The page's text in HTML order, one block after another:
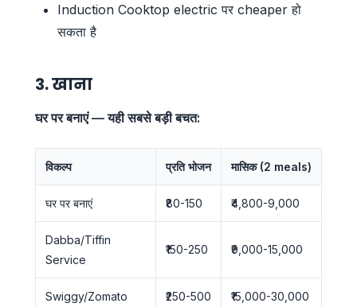
Induction Cooktop electric पर cheaper हो
सकता है
3. खाना
घर पर बनाएं — यही सबसे बड़ी बचत:
विकल्प प्रति भोजन मासिक (2 meals)
घर पर बनाएं ₹80-150 ₹4,800-9,000
Dabba/Tiffin
Service
₹150-250 ₹9,000-15,000
Swiggy/Zomato ₹250-500 ₹15,000-30,000